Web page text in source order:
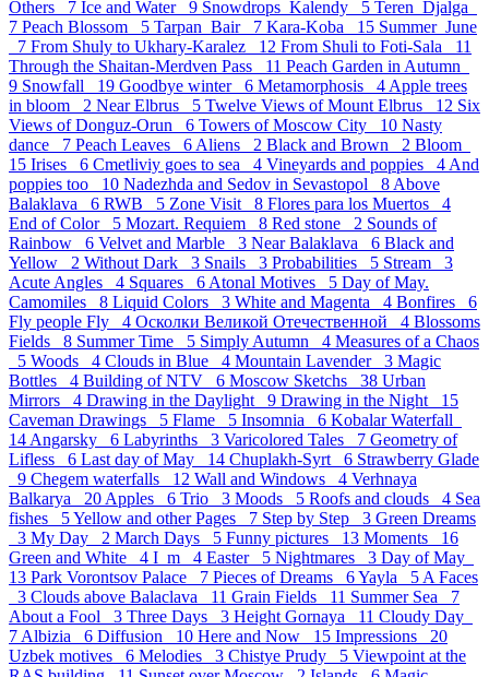
Others 7 Ice and Water 9 Snowdrops_Kalendy 5 Teren_Djalga
7 Peach Blossom 5 Tarpan_Bair 7 Kara-Koba 15 Summer_June
7 From Shuly to Ukhary-Karalez 12 From Shuli to Foti-Sala 11
Through the Shaitan-Merdven Pass 11 Peach Garden in Autumn
9 Snowfall 19 Goodbye winter 6 Metamorphosis 4 Apple trees
in bloom 2 Near Elbrus 5 Twelve Views of Mount Elbrus 12 Six
Views of Donguz-Orun 6 Towers of Moscow City 10 Nasty
dance 7 Peach Leaves 6 Aliens 2 Black and Brown 2 Bloom
15 Irises 6 Cmetliviy goes to sea 4 Vineyards and poppies 4 And
poppies too 10 Nadezhda and Sedov in Sevastopol 8 Above
Balaklava 6 RWB 5 Zone Visit 8 Flores para los Muertos 4
End of Color 5 Mozart. Requiem 8 Red stone 2 Sounds of
Rainbow 6 Velvet and Marble 3 Near Balaklava 6 Black and
Yellow 2 Without Dark 3 Snails 3 Probabilities 5 Stream 3
Acute Angles 4 Squares 6 Atonal Motives 5 Day of May.
Camomiles 8 Liquid Colors 3 White and Magenta 4 Bonfires 6
Fly people Fly 4 Осколки Великой Отечественной 4 Blossoms
Fields 8 Summer Time 5 Simply Autumn 4 Measures of a Chaos
5 Woods 4 Clouds in Blue 4 Mountain Lavender 3 Magic
Bottles 4 Building of NTV 6 Moscow Sketchs 38 Urban
Mirrors 4 Drawing in the Daylight 9 Drawing in the Night 15
Caveman Drawings 5 Flame 5 Insomnia 6 Kobalar Waterfall
14 Angarsky 6 Labyrinths 3 Varicolored Tales 7 Geometry of
Lifless 6 Last day of May 14 Chuplakh-Syrt 6 Strawberry Glade
9 Chegem waterfalls 12 Wall and Windows 4 Verhnaya
Balkarya 20 Apples 6 Trio 3 Moods 5 Roofs and clouds 4 Sea
fishes 5Yellow and other Pages 7 Step by Step 3 Green Dreams
3 My Day 2 March Days 5 Funny pictures 13 Moments 16
Green and White 4 I_m 4 Easter 5 Nightmares 3 Day of May
13 Park Vorontsov Palace 7 Pieces of Dreams 6Yayla 5 A Faces
3 Clouds above Balaclava 11 Grain Fields 11 Summer Sea 7
About a Fool 3 Three Days 3 Height Gornaya 11 Cloudy Day
7 Albizia 6 Diffusion 10 Here and Now 15 Impressions 20
Uzbek motives 6 Melodies 3 Chistye Prudy 5 Viewpoint at the